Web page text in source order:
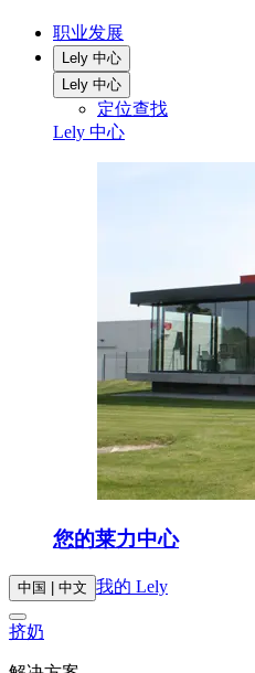
职业发展
Lely 中心
Lely 中心
定位查找
Lely 中心
您的莱力中心
中国 | 中文 我的 Lely
挤奶